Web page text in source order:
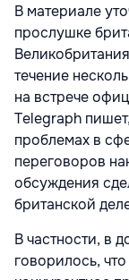
В материале
прослушке
течение
на встрече
Telegraph
проблемах в
переговоров
обсуждения
британской
В частности, в
говорилось,